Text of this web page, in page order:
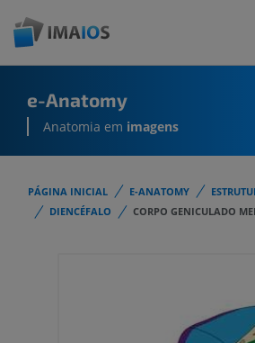
e-Anatomy
Anatomia em imagens
PÁGINA INICIAL E-ANATOMY
DIENCÉFALO
CORPO GENICULADO